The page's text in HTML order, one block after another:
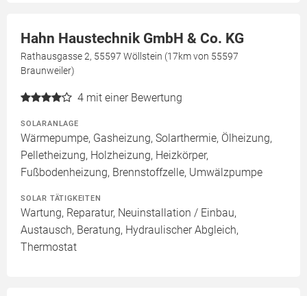
Hahn Haustechnik GmbH & Co. KG
Rathausgasse 2, 55597 Wöllstein (17km von 55597
Braunweiler)
4 mit einer Bewertung
SOLARANLAGE
Wärmepumpe, Gasheizung, Solarthermie, Ölheizung,
Pelletheizung, Holzheizung, Heizkörper,
Fußbodenheizung, Brennstoffzelle, Umwälzpumpe
SOLAR TÄTIGKEITEN
Wartung, Reparatur, Neuinstallation / Einbau,
Austausch, Beratung, Hydraulischer Abgleich,
Thermostat